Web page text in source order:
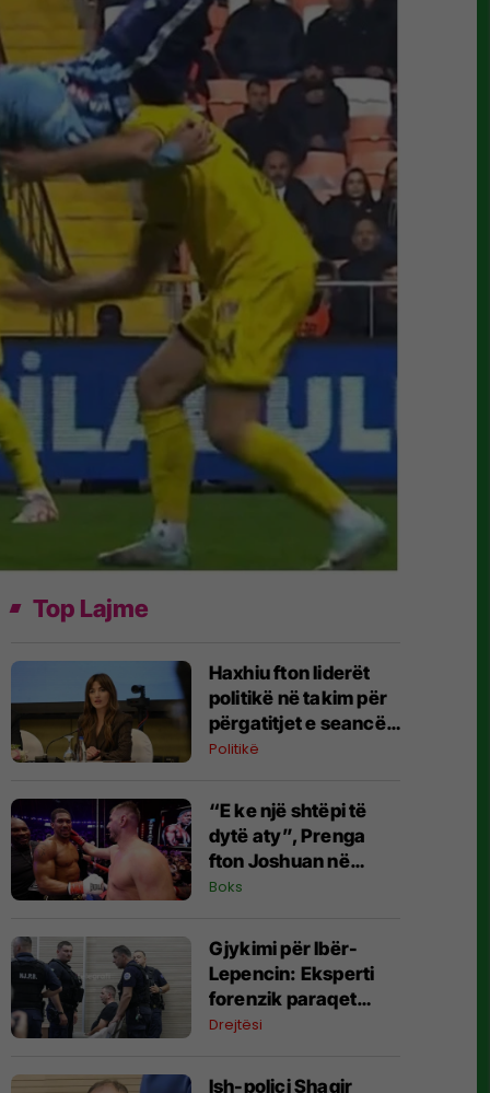
Top Lajme
Haxhiu fton liderët
politikë në takim për
përgatitjet e seancës
konstituive të
Politikë
“E ke një shtëpi të
dytë aty”, Prenga
fton Joshuan në
Shqipëri – britaniku
Boks
​Gjykimi për Ibër-
Lepencin: Eksperti
forenzik paraqet
gjetjet e analizës së
Drejtësi
Ish-polici Shaqir